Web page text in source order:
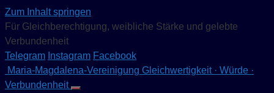
Zum Inhalt springen
Für Gleichberechtigung, weibliche Stärke und gelebte
Verbundenheit
Telegram Instagram Facebook
Maria-Magdalena-Vereinigung Gleichwertigkeit · Würde ·
Verbundenheit